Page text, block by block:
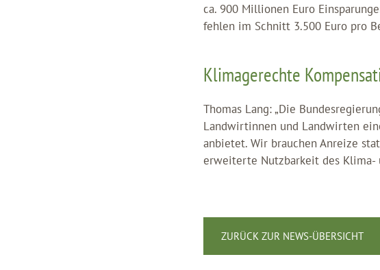
ca. 900 Millionen Euro
fehlen im Schnitt 3.500 Euro pro
Klimagerechte
Thomas Lang: „Die
Landwirtinnen und Landwirten
anbietet. Wir brauchen Anreize
erweiterte Nutzbarkeit des Klima-
ZURÜCK ZUR NEWS-ÜBERSICHT